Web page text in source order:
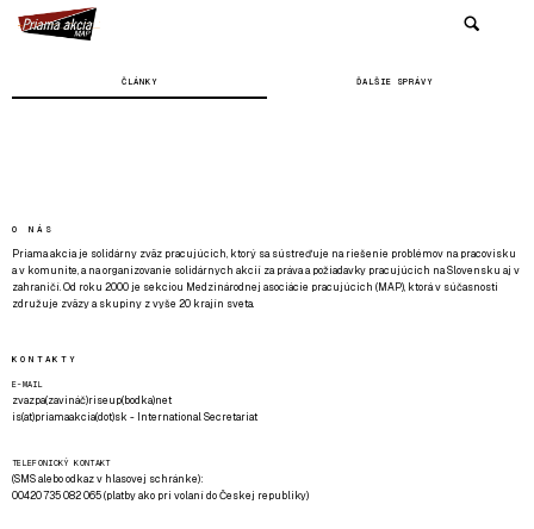
ČLÁNKY ĎALŠIE SPRÁVY
O NÁS
Priama akcia je solidárny zväz pracujúcich, ktorý sa sústreďuje na riešenie problémov na pracovisku
a v komunite, a na organizovanie solidárnych akcií za práva a požiadavky pracujúcich na Slovensku aj v
zahraničí. Od roku 2000 je sekciou Medzinárodnej asociácie pracujúcich (MAP), ktorá v súčasnosti
združuje zväzy a skupiny z vyše 20 krajín sveta.
KONTAKTY
E-MAIL
zvazpa(zavináč)riseup(bodka)net
is(at)priamaakcia(dot)sk - International Secretariat
TELEFONICKÝ KONTAKT
(SMS alebo odkaz v hlasovej schránke):
00420 735 082 065 (platby ako pri volaní do Českej republiky)